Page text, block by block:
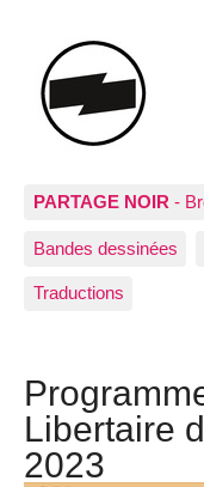
PARTAGE NOIR -
Bandes dessinées
Traductions
Libertaire
2023